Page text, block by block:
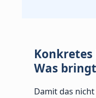
Konkretes
Was
Damit das